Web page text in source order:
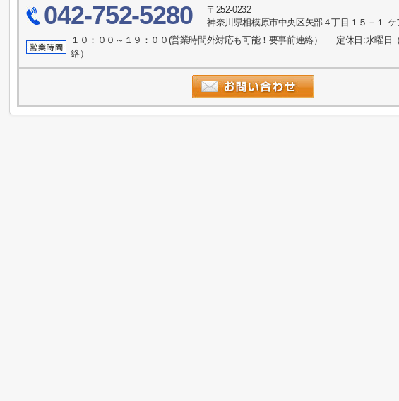
042-752-5280
〒252-0232
神奈川県相模原市中央区矢部４丁目１５－１
１０：００～１９：００(営業時間外対応も可能！要事前連絡） 定休日:水曜日
絡）